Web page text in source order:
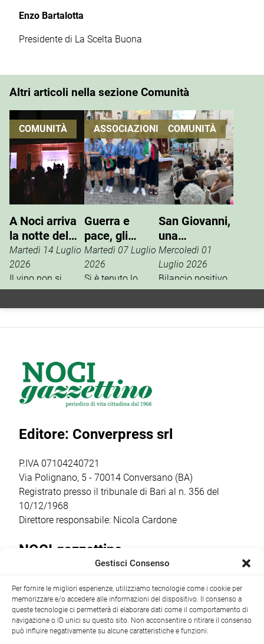
Enzo Bartalotta
Presidente di La Scelta Buona
Altri articoli nella sezione Comunità
COMUNITÀ
A Noci arriva
la notte del
vino che si
vive
Martedì 14 Luglio
2026
Il vino non si
degusta. Si vive.
È questo il
firmato Cantine
Barsento che
venerdì 17 luglio,
a partire dalle ore
trasformerà gli
cantina […]
ASSOCIAZIONI
Guerra e
pace, gli
Scout
incontrano
l’ANPI
Martedì 07 Luglio
2026
Si è tenuto lo
scorso 27 giugno
un incontro tra
reparto Orione del
gruppo Scout
Putignano 1, per
parlare di guerra
COMUNITÀ
San Giovanni,
una
tradizione che
si rinnova
Mercoledì 01
Luglio 2026
Bilancio positivo,
la scorsa
settimana, per i
comunità
ricorrenza ha […]
Editore: Converpress srl
P.IVA 07104240721
Via Polignano, 5 - 70014 Conversano (BA)
Registrato presso il tribunale di Bari al n. 356 del
10/12/1968
Direttore responsabile: Nicola Cardone
NOCI gazzettino
+39 080 4979274|info@nocigazzettino.it Contatti|
Archivio
Gestisci Consenso
Per fornire le migliori esperienze, utilizziamo tecnologie come i cookie per
memorizzare e/o accedere alle informazioni del dispositivo. Il consenso a
queste tecnologie ci permetterà di elaborare dati come il comportamento di
navigazione o ID unici su questo sito. Non acconsentire o ritirare il consenso
può influire negativamente su alcune caratteristiche e funzioni.